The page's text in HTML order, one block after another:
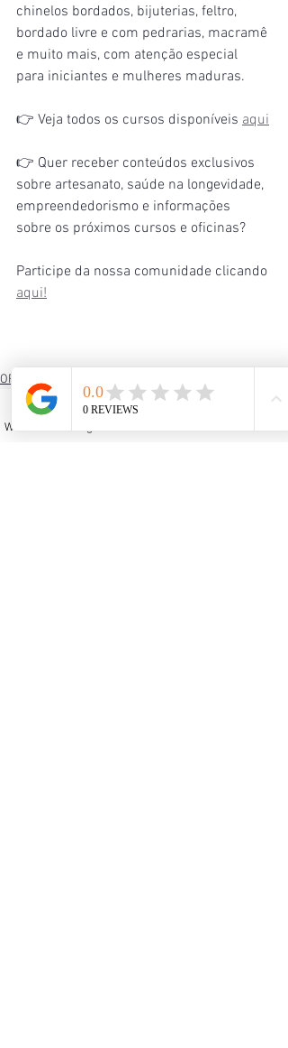
chinelos bordados, bijuterias, feltro,
bordado livre e com pedrarias, macramê
e muito mais, com atenção especial
para iniciantes e mulheres maduras.
👉 Veja todos os cursos disponíveis aqui
👉 Quer receber conteúdos exclusivos
sobre artesanato, saúde na longevidade,
empreendedorismo e informações
sobre os próximos cursos e oficinas?
Participe da nossa comunidade clicando
aqui!
OFICINAS DE ARTESANATO
ARTESANATO E BEM-ESTAR
DESENVOLVIMENTO PESSOAL